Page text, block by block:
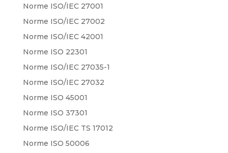
Norme ISO/IEC 27001
Norme ISO/IEC 27002
Norme ISO/IEC 42001
Norme ISO 22301
Norme ISO/IEC 27035-1
Norme ISO/IEC 27032
Norme ISO 45001
Norme ISO 37301
Norme ISO/IEC TS 17012
Norme ISO 50006